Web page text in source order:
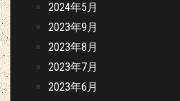
2024年5月
2023年9月
2023年8月
2023年7月
2023年6月